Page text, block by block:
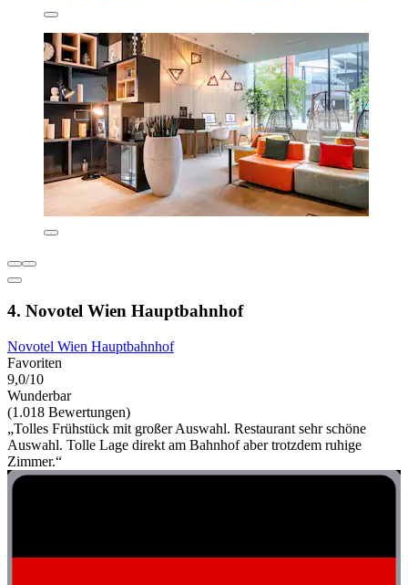
4. Novotel Wien Hauptbahnhof
Novotel Wien Hauptbahnhof
Favoriten
9,0/10
Wunderbar
(1.018 Bewertungen)
„Tolles Frühstück mit großer Auswahl. Restaurant sehr schöne
Auswahl. Tolle Lage direkt am Bahnhof aber trotzdem ruhige
Zimmer.“